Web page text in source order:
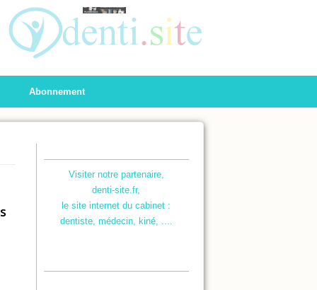
Abonnement
Visiter notre partenaire,
denti-site.fr,
le site internet du cabinet :
dentiste, médecin, kiné, ....